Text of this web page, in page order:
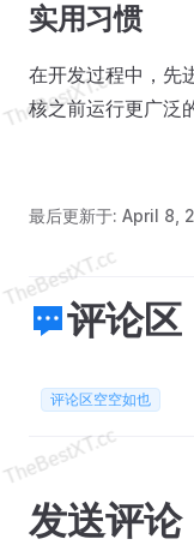
实用习惯
在开发过程中，先
核之前运行更广泛
最后更新于: April 8,
评论区
评论区空空如也
发送评论